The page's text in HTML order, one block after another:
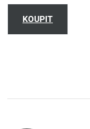
KOUPIT